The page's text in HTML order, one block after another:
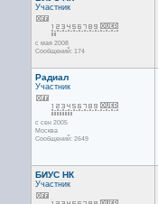
Участник
с мая 2008
Сообщений: 174
Радиал
Участник
с сен 2005
Москва
Сообщений: 2649
БИУС НК
Участник